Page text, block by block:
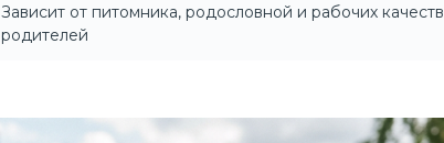
Зависит от питомника, родословной и рабочих качеств
родителей